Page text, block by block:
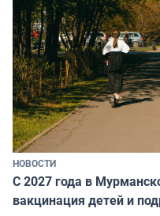
НОВОСТИ
С 2027 года в
вакцинация детей и